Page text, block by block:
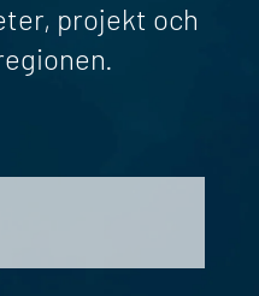
projekt och